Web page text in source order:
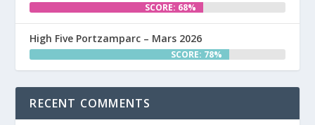
SCORE: 68%
High Five Portzamparc – Mars 2026
SCORE: 78%
RECENT COMMENTS